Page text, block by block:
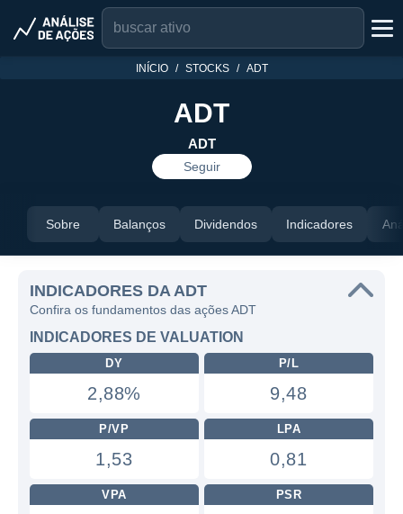
INÍCIO STOCKS ADT
ADT
ADT
Seguir
Sobre Balanços Dividendos Indicadores
INDICADORES DA ADT
Confira os fundamentos das ações ADT
INDICADORES DE VALUATION
DY
2,88%
P/L
9,48
P/VP
1,53
LPA
0,81
VPA PSR